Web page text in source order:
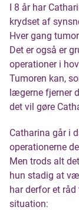
I 8 år har
krydset af
Hver gang
Det er også er
operationer i
Tumoren kan,
lægerne fjerner
det vil gøre
Catharina går i
operationerne
Men trods alt
hun stadig at
har derfor et
situation: